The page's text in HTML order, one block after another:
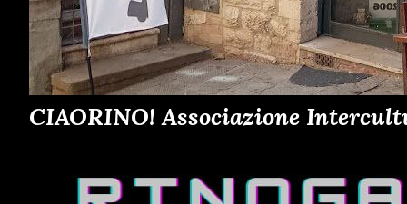
CIAORINO! Associazione